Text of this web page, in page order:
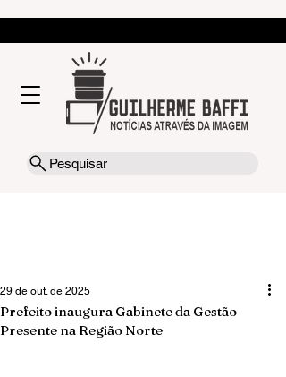
Pesquisar
Prefeito inaugura Gabinete da Gestão
Presente na Região Norte
29 de out. de 2025